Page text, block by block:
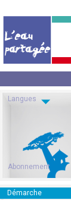
Langues
Abonnement
Démarche